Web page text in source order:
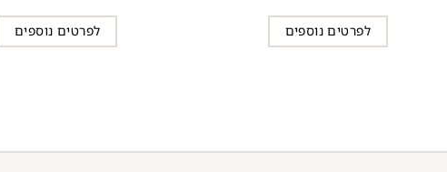
לפרטים נוספים לפרטים נוספים